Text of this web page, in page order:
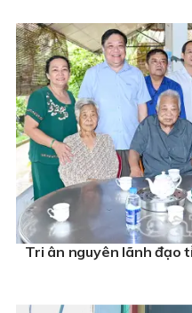
Tri ân nguyên lãnh đạo